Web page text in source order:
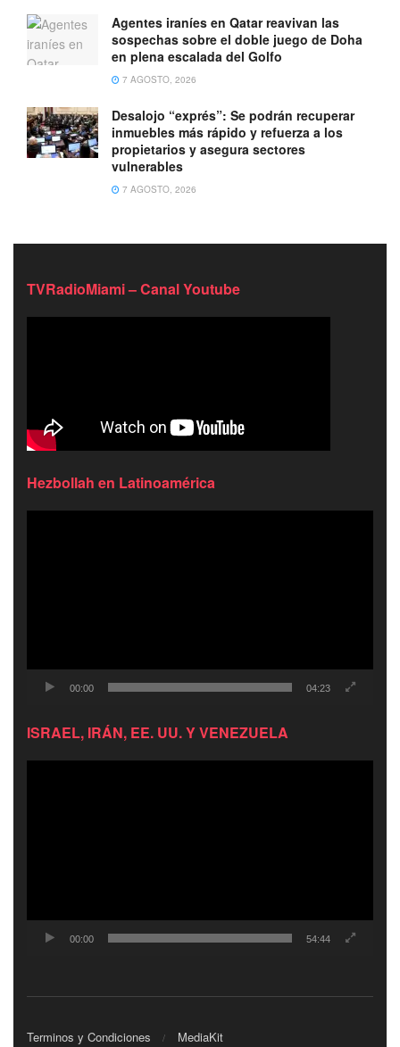
Agentes iraníes en Qatar reavivan las
sospechas sobre el doble juego de Doha
en plena escalada del Golfo
7 AGOSTO, 2026
Desalojo “exprés”: Se podrán recuperar
inmuebles más rápido y refuerza a los
propietarios y asegura sectores
vulnerables
7 AGOSTO, 2026
TVRadioMiami – Canal Youtube
Hezbollah en Latinoamérica
00:00 04:23
ISRAEL, IRÁN, EE. UU. Y VENEZUELA
00:00 54:44
Terminos y Condiciones MediaKit